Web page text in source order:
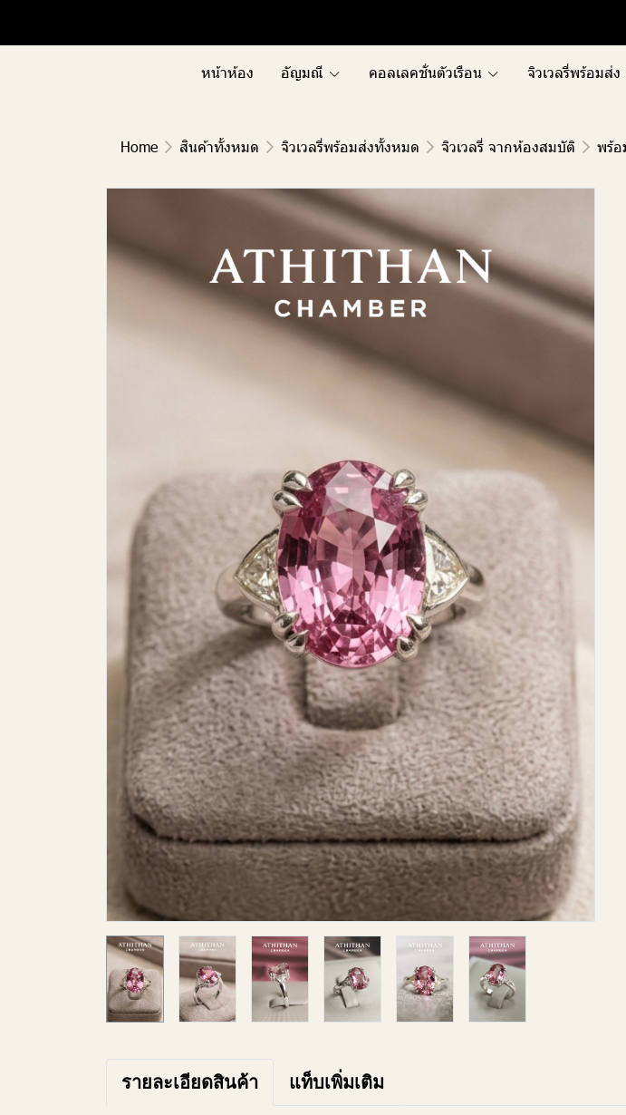
หน้าห้อง อัญมณี คอลเลคชั่นตัวเรือน จิวเวลรี่พร้อมส่ง
Home สินค้าทั้งหมด จิวเวลรี่พร้อมส่งทั้งหมด จิวเวลรี่ จากห้องสมบัติ พร้
รายละเอียดสินค้า แท็บเพิ่มเติม